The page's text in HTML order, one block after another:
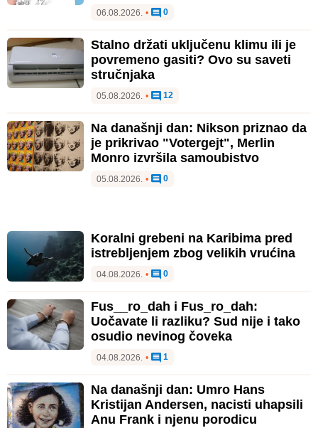
06.08.2026. • 0
Stalno držati uključenu klimu ili je
povremeno gasiti? Ovo su saveti
stručnjaka
05.08.2026. • 12
Na današnji dan: Nikson priznao da
je prikrivao "Votergejt", Merlin
Monro izvršila samoubistvo
05.08.2026. • 0
Koralni grebeni na Karibima pred
istrebljenjem zbog velikih vrućina
04.08.2026. • 0
Fus__ro_dah i Fus_ro_dah:
Uočavate li razliku? Sud nije i tako
osudio nevinog čoveka
04.08.2026. • 1
Na današnji dan: Umro Hans
Kristijan Andersen, nacisti uhapsili
Anu Frank i njenu porodicu